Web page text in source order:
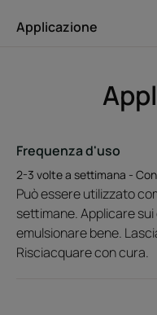
ristrutturanti.
• Deterge
elastici e rigenerati
attivi naturali
• Facili da districare : i
mettere in piega e
Applicazione
Frequenza d'uso
2-3 volte a settimana -
Può essere utilizzato
settimane. Applicare
emulsionare bene.
Risciacquare con cura.